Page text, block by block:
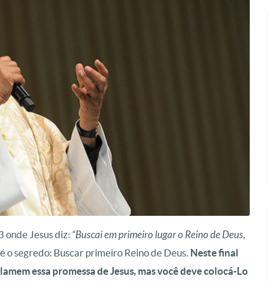
onde Jesus diz: “Buscai em primeiro lugar o Reino de Deus,
o segredo: Buscar primeiro Reino de Deus. Neste final
essa promessa de Jesus, mas você deve colocá-Lo